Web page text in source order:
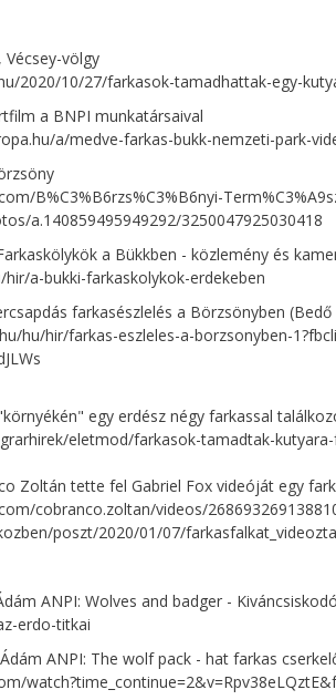
Vécsey-völgy
2020/10/27/farkasok-tamadhattak-egy-
a BNPI munkatársaival
a/medve-farkas-bukk-nemzeti-park-
B%C3%B6rzs%C3%B6nyi-
a.140859495949292/3250047925030418
a Bükkben - közlemény és
a-bukki-farkaskolykok-erdekeben
farkasészlelés a Börzsönyben (Bedő
hu/hir/farkas-eszleles-a-borzsonyben-
egy erdész négy farkassal
eletmod/farkasok-tamadtak-
Zoltán tette fel Gabriel Fox videóját egy
cobranco.zoltan/videos/
poszt/2020/01/07/
ANPI: Wolves and badger -
erdo-titkai
ANPI: The wolf pack - hat farkas